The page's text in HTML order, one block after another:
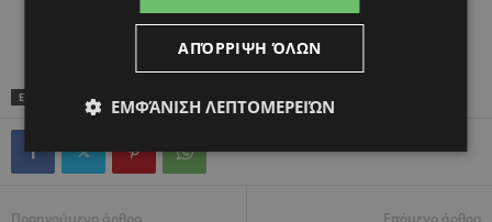
ΕΤΙΚΕΤΕΣ TOP
Προηγούμενο άρθρο Επόμενο άρθρο
ΑΠΌΡΡΙΨΗ ΌΛΩΝ
ΕΜΦΆΝΙΣΗ ΛΕΠΤΟΜΕΡΕΙΏΝ